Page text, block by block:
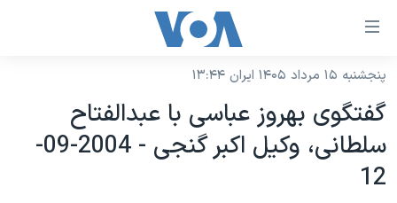
لینکهای
دسترسی
جهش
محتوای
اصلی
نسخه سبک وب‌سایت
موضوع ها
برنامه های تلویزیونی
پنجشنبه ۱۵ مرداد ۱۴۰۵ ایران ۱۳:۴۴
گفتگوی بهروز عباسی با عبدالفتاح
سلطانی، وکيل اکبر گنجی - 2004-09-
12